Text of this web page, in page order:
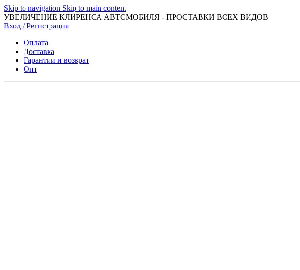
Skip to navigation Skip to main content
УВЕЛИЧЕНИЕ КЛИРЕНСА АВТОМОБИЛЯ - ПРОСТАВКИ ВСЕХ ВИДОВ
Вход / Регистрация
Оплата
Доставка
Гарантии и возврат
Опт